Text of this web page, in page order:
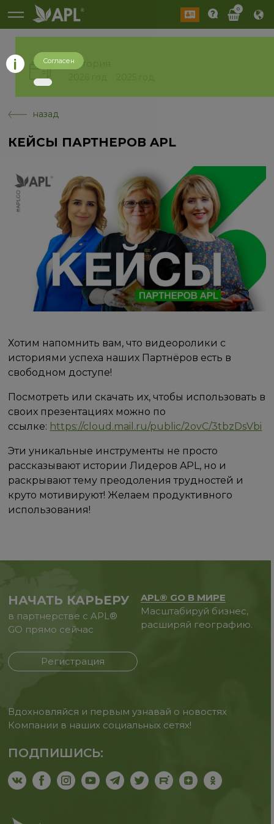
0
История
назад
КЕЙСЫ ПАРТНЕРОВ APL
Хотим напомнить вам, что видеоролики с
историями успеха наших Партнёров есть в
свободном доступе!
Посмотреть или скачать их, чтобы использовать в
своих презентациях можно по
ссылке: https://cloud.mail.ru/public/2ovC/3tbzDsVbi
Эти уникальные инструменты не просто
рассказывают истории Лидеров APL, но и
раскрывают тему преодоления трудностей и
круто мотивируют! Желаем продуктивного
использования!
НАЧАТЬ КАРЬЕРУ
в партнерстве с APL®
GO прямо сейчас
Регистрация
APL® GO В МИРЕ
Масштабируй бизнес,
расширяй географию.
Вдохновляйся и первым узнавай о новостях
Компании в наших социальных сетях!
ПОДПИШИСЬ:
Согласен